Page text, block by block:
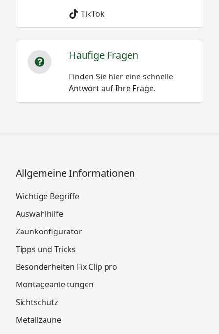
TikTok
Häufige Fragen
Finden Sie hier eine schnelle
Antwort auf Ihre Frage.
Allgemeine Informationen
Wichtige Begriffe
Auswahlhilfe
Zaunkonfigurator
Tipps und Tricks
Besonderheiten Fix Clip pro
Montageanleitungen
Sichtschutz
Metallzäune